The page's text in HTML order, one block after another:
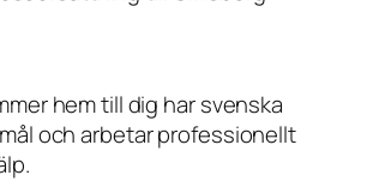
hem till dig har svenska
och arbetar professionellt